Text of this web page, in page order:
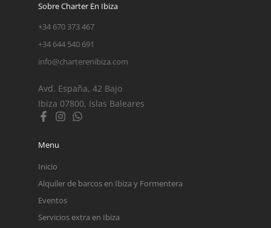
Sobre Charter En Ibiza
+34 670 373 467
+34 644 540 691
info@charterenibiza.com
Avd. España, 42 Bajo
Ibiza 07800, Islas Baleares
Menu
Inicio
Alquiler de barcos en Ibiza y Formentera
Eventos
Servicios extra en Ibiza